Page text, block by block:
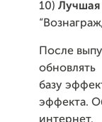
10) Лучшая
После
обновлять
базу
эффекта.